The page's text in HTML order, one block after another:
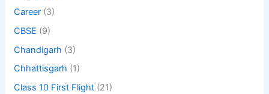
Career (3)
CBSE (9)
Chandigarh (3)
Chhattisgarh (1)
Class 10 First Flight (21)